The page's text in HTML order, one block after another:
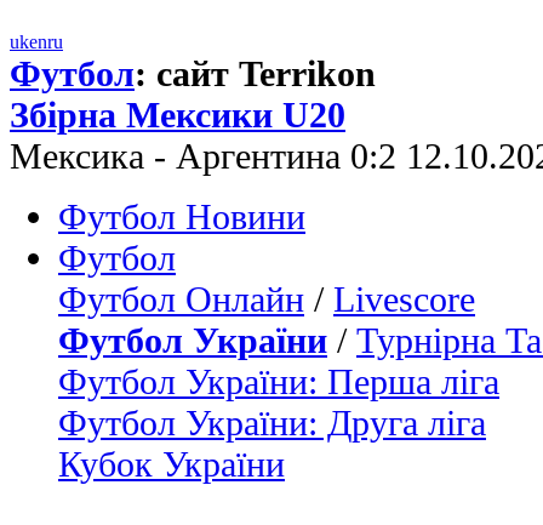
ukenru
Футбол: сайт Terrikon
Збірна Мексики U20
Мексика - Аргентина 0:2
Футбол Новини
Футбол
Футбол Онлайн / Livescore
Футбол України / Турнірна
Футбол України: Перша ліга
Футбол України: Друга ліга
Кубок України